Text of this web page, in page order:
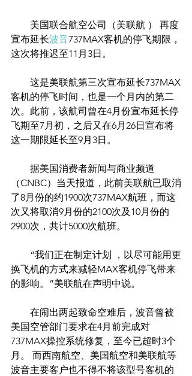
宣布延长波音737MAX客机的停飞期限，
这次将推迟至11月3日。
这是美联航第三次宣布延长737MAX
客机的停飞时间，也是一个月内的第二
次。此前，该航司曾在4月份宣布延长停
飞期至7月初，之后又在6月26日宣布将
这一期限延长至9月3日。
据美国消费者新闻与商业频道
（CNBC）当天报道，此前美联航已取消
了8月份的约1900次737MAX航班，而这
次又将取消9月份的2100次及10月份的
2900次，共计5000次航班。
“我们正在制定计划 ，以尽可能用更
换飞机的方式来减轻MAX客机停飞带来
的影响。”美联航在声明中说。
在闹出两起致命空难后，波音曾被
美国空管部门要求在4月前完成对
737MAX操控系统修复，至今已超时3个
月。 而西南航空、美国航空和美联航等
波音主要客户也不得不将该型号客机的